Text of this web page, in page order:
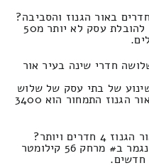
באור הגנוז והסביבה?
בשילוב פירוק של בית עסק, המחיר להובלת עסק לא יותר מ50
חדרי שינה בעיר אור
של בתי עסק של שלוש
או שלוש וחצי חדרי שינה בסביבת אור הגנוז התמחור הוא 3400
ויותר?
כולל סיועי אריזה ופירוק של עסק ונגמר ב# מרחק 56 קילומטר